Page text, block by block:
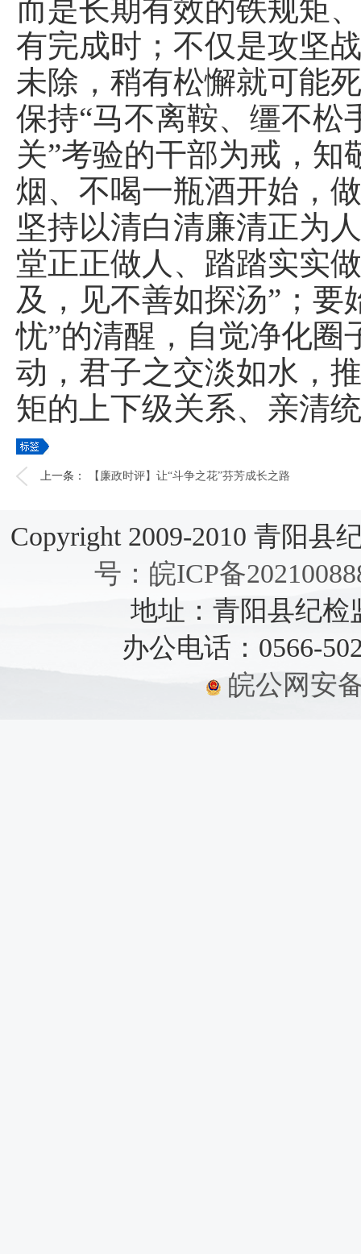
而是长期有效的铁规矩
有完成时；不仅是攻坚
未除，稍有松懈就可能
保持“马不离鞍、缰不松
关”考验的干部为戒，
烟、不喝一瓶酒开始，
坚持以清白清廉清正为
堂正正做人、踏踏实实
及，见不善如探汤”；要
忧”的清醒，自觉净化圈
动，君子之交淡如水，
矩的上下级关系、亲清
上一条： 【廉政时评】让“斗争之花”芬芳成长之路
Copyright 2009-2010 青阳县
号：皖ICP备
地址：青阳县纪检
办公电话：0566-
皖公网安